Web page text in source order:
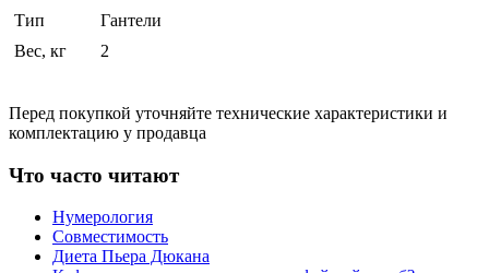
Тип
Гантели
Вес, кг
2
Перед покупкой уточняйте технические характеристики и
комплектацию у продавца
Что часто читают
Нумерология
Совместимость
Диета Пьера Дюкана